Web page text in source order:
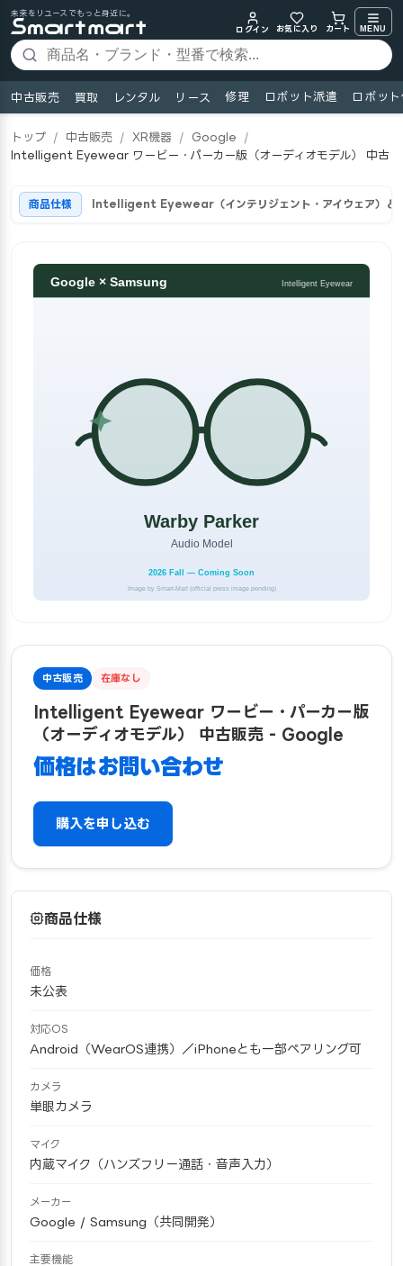
未来をリユースでもっと身近に。
ログイン
お気に入り カート MENU
中古販売 買取 レンタル リース 修理 ロボット派遣 ロボッ
トップ / 中古販売 / XR機器 / Google
/
Intelligent Eyewear ワービー・パーカー版（オーディオモデル） 中古
商品仕様 Intelligent Eyewear（インテリジェント・アイウェア）と
中古販売 在庫なし
Intelligent Eyewear ワービー・パーカー版
（オーディオモデル） 中古販売 - Google
価格はお問い合わせ
購入を申し込む
商品仕様
価格
未公表
対応OS
Android（WearOS連携）／iPhoneとも一部ペアリング可
カメラ
単眼カメラ
マイク
内蔵マイク（ハンズフリー通話・音声入力）
メーカー
Google / Samsung（共同開発）
主要機能